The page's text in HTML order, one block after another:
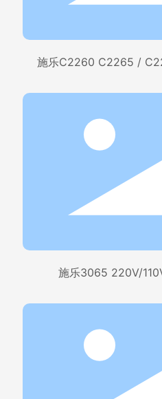
施乐C2260 C2265 / C2263 217V/
施乐3065 220V/